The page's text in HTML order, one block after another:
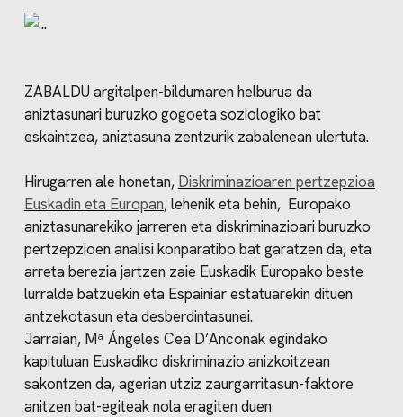
ZABALDU argitalpen-bildumaren helburua da
aniztasunari buruzko gogoeta soziologiko bat
eskaintzea, aniztasuna zentzurik zabalenean ulertuta.
Hirugarren ale honetan, Diskriminazioaren pertzepzioa
Euskadin eta Europan, lehenik eta behin, Europako
aniztasunarekiko jarreren eta diskriminazioari buruzko
pertzepzioen analisi konparatibo bat garatzen da, eta
arreta berezia jartzen zaie Euskadik Europako beste
lurralde batzuekin eta Espainiar estatuarekin dituen
antzekotasun eta desberdintasunei.
Jarraian, Mª Ángeles Cea D’Anconak egindako
kapituluan Euskadiko diskriminazio anizkoitzean
sakontzen da, agerian utziz zaurgarritasun-faktore
anitzen bat-egiteak nola eragiten duen